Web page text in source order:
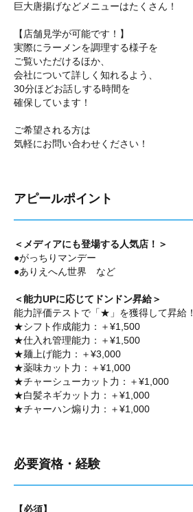
巨大唐揚げなどメニューはたくさん！
【店舗見学が可能です！】
実際にラーメンを調理する様子を
ご覧いただけるほか、
会社について詳しく知れるよう、
30分ほどお話しする時間を
確保しています！
ご希望される方は
気軽にお問い合わせください！
アピールポイント
＜メディアにも登場する人気店！＞
●がっちりマンデー
●ありえへん世界 など
＜能力UPに応じてドンドン昇給＞
能力評価テストで「★」を獲得して昇給！
★シフト作成能力：＋¥1,500
★仕入れ管理能力：＋¥1,500
★麺上げ能力：＋¥3,000
★薬味カット力：＋¥1,000
★チャーシューカット力：＋¥1,000
★白髪ネギカット力：＋¥1,000
★チャーハン煽り力：＋¥1,000
必要資格・経験
【必須】